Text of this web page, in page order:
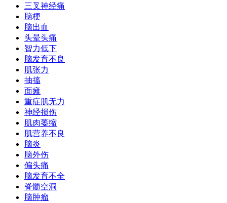
三叉神经痛
脑梗
脑出血
头晕头痛
智力低下
脑发育不良
肌张力
抽搐
面瘫
重症肌无力
神经损伤
肌肉萎缩
肌营养不良
脑炎
脑外伤
偏头痛
脑发育不全
脊髓空洞
脑肿瘤